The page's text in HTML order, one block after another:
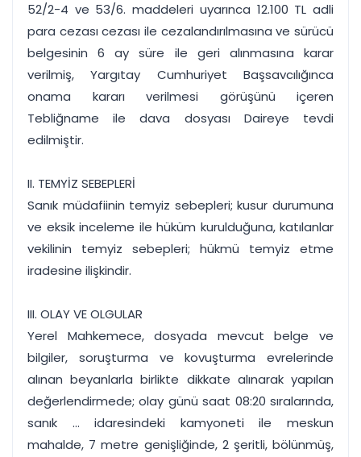
52/2-4 ve 53/6. maddeleri uyarınca 12.100 TL adli
para cezası cezası ile cezalandırılmasına ve sürücü
belgesinin 6 ay süre ile geri alınmasına karar
verilmiş, Yargıtay Cumhuriyet Başsavcılığınca
onama kararı verilmesi görüşünü içeren
Tebliğname ile dava dosyası Daireye tevdi
edilmiştir.
II. TEMYİZ SEBEPLERİ
Sanık müdafiinin temyiz sebepleri; kusur durumuna
ve eksik inceleme ile hüküm kurulduğuna, katılanlar
vekilinin temyiz sebepleri; hükmü temyiz etme
iradesine ilişkindir.
III. OLAY VE OLGULAR
Yerel Mahkemece, dosyada mevcut belge ve
bilgiler, soruşturma ve kovuşturma evrelerinde
alınan beyanlarla birlikte dikkate alınarak yapılan
değerlendirmede; olay günü saat 08:20 sıralarında,
sanık ... idaresindeki kamyoneti ile meskun
mahalde, 7 metre genişliğinde, 2 şeritli, bölünmüş,